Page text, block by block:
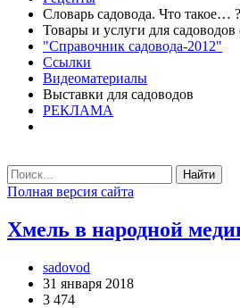
Словарь садовода. Что такое… ?
Товары и услуги для
"Справочник садовода-2012"
Ссылки
Видеоматериалы
Выставки для садоводов
РЕКЛАМА
Найти
Полная версия сайта
Хмель в народной
sadovod
31 января 2018
3 474